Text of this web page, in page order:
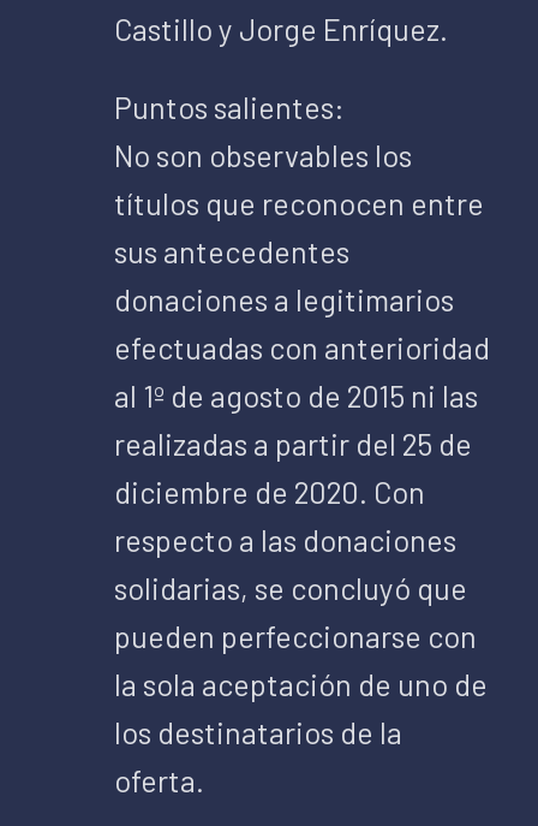
Castillo y Jorge Enríquez.
Puntos salientes:
No son observables los
títulos que reconocen entre
sus antecedentes
donaciones a legitimarios
efectuadas con anterioridad
al 1º de agosto de 2015 ni las
realizadas a partir del 25 de
diciembre de 2020. Con
respecto a las donaciones
solidarias, se concluyó que
pueden perfeccionarse con
la sola aceptación de uno de
los destinatarios de la
oferta.